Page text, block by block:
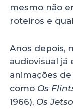
mesmo não
roteiros e
Anos depois,
audiovisual já
animações
como Os
1966), Os